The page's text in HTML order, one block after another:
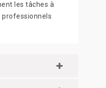
les tâches à
professionnels